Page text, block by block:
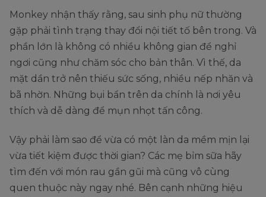
Monkey nhận thấy rằng, sau sinh phụ nữ thường
gặp phải tình trạng thay đổi nội tiết tố bên trong. Và
phần lớn là không có nhiều không gian để nghỉ
ngơi cũng như chăm sóc cho bản thân. Vì thế, da
mặt dần trở nên thiếu sức sống, nhiều nếp nhăn và
bã nhờn. Những bụi bẩn trên da chính là nơi yêu
thích và dễ dàng để mụn nhọt tấn công.
Vậy phải làm sao để vừa có một làn da mềm mịn lại
vừa tiết kiệm được thời gian? Các mẹ bỉm sữa hãy
tìm đến với món rau gần gũi mà cũng vô cùng
quen thuộc này ngay nhé. Bên cạnh những hiệu